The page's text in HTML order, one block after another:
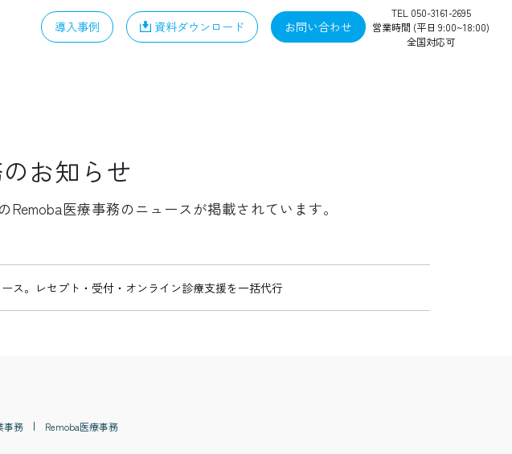
導入事例 資料ダウンロード お問い合わせ
TEL 050-3161-2695
営業時間 (平日 9:00~18:00)
全国対応可
お知らせ
医療事務のニュースが掲載されています。
ス。レセプト・受付・オンライン診療支援を一括代行
事務 Remoba医療事務